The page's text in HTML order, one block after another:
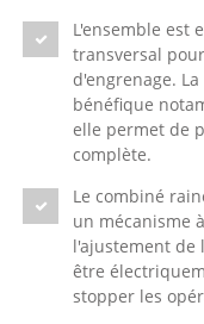
L'ensemble est
transversal
d'engrenage.
bénéfique
elle permet de
complète.
Le combiné
un mécanisme
l'ajustement de
être
stopper les